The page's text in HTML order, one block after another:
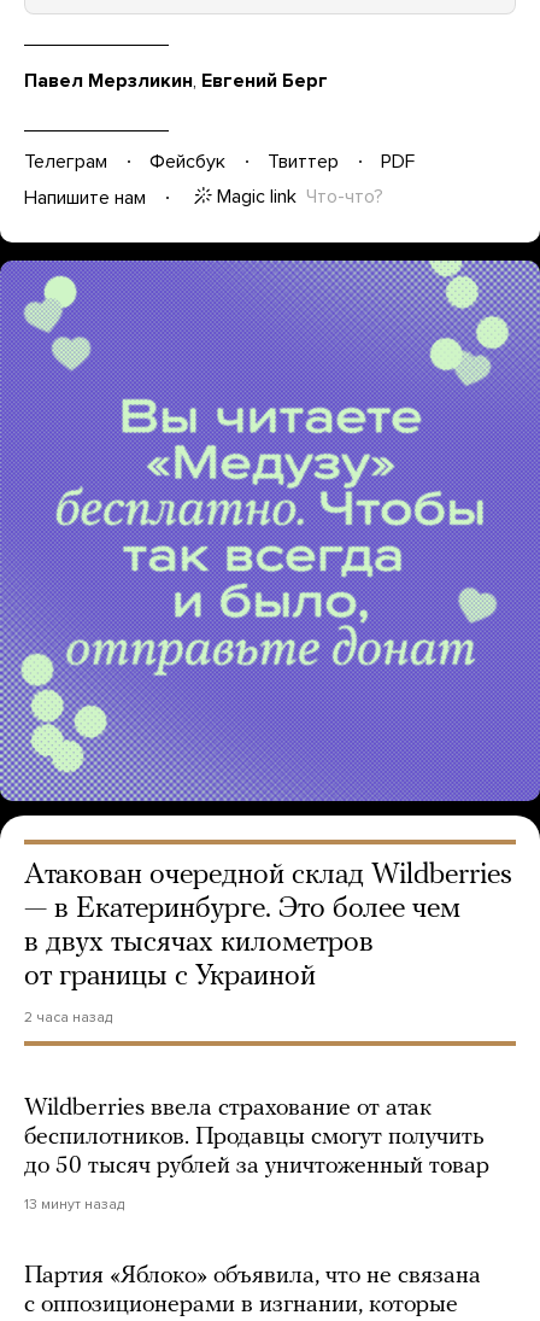
Павел Мерзликин, Евгений Берг
Телеграм Фейсбук Твиттер
PDF
Напишите нам
Magic link Что-что?
Атакован очередной склад Wildberries
— в Екатеринбурге. Это более чем
в двух тысячах километров
от границы с Украиной
2 часа назад
Wildberries ввела страхование от атак
беспилотников. Продавцы смогут получить
до 50 тысяч рублей за уничтоженный товар
13 минут назад
Партия «Яблоко» объявила, что не связана
с оппозиционерами в изгнании, которые